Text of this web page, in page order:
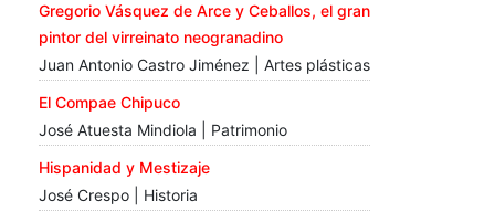
Gregorio Vásquez de Arce y Ceballos, el gran
pintor del virreinato neogranadino
Juan Antonio Castro Jiménez | Artes plásticas
El Compae Chipuco
José Atuesta Mindiola | Patrimonio
Hispanidad y Mestizaje
José Crespo | Historia